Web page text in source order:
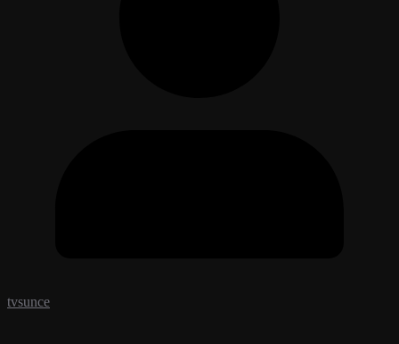
tvsunce